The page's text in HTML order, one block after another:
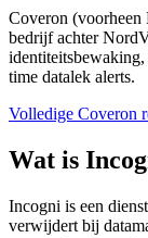
Coveron (voorheen
bedrijf achter
time datalek alerts.
Volledige Coveron
Wat is
Incogni is een
verwijdert bij